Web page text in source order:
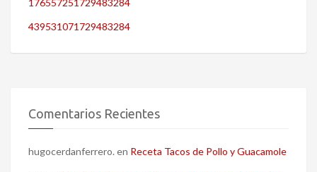
176557251729483284
439531071729483284
Comentarios Recientes
hugocerdanferrero. en Receta Tacos de Pollo y Guacamole